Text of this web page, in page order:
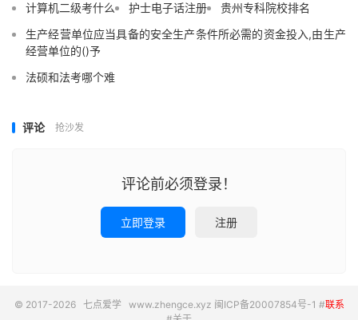
计算机二级考什么
护士电子话注册
贵州专科院校排名
生产经营单位应当具备的安全生产条件所必需的资金投入,由生产
经营单位的()予
法硕和法考哪个难
评论 抢沙发
评论前必须登录！
立即登录 注册
© 2017-2026 七点爱学www.zhengce.xyz 闽ICP备20007854号-1 #联系